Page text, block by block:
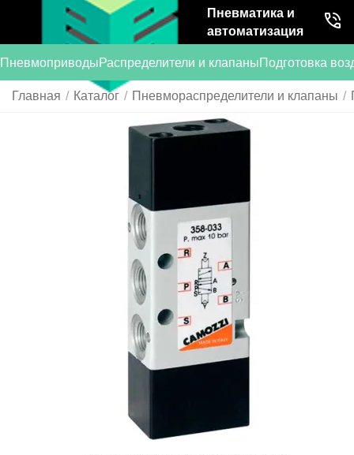
Пневматика и
автоматизация
ПневмоприводыРаспределители и клапаныПодготовка
Главная / Каталог / Пневмораспределители и клапаны /